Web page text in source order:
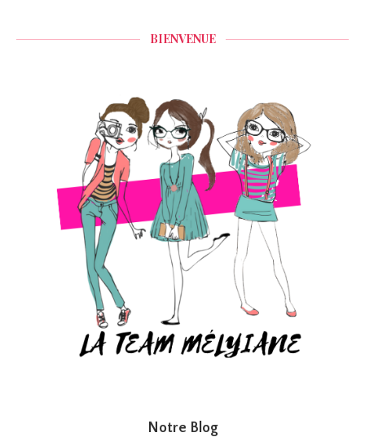
BIENVENUE
Notre Blog